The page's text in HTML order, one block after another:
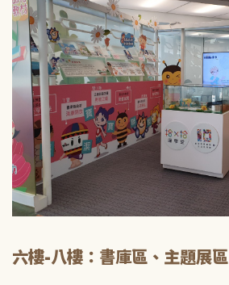
六樓-八樓：書庫區、主題展區